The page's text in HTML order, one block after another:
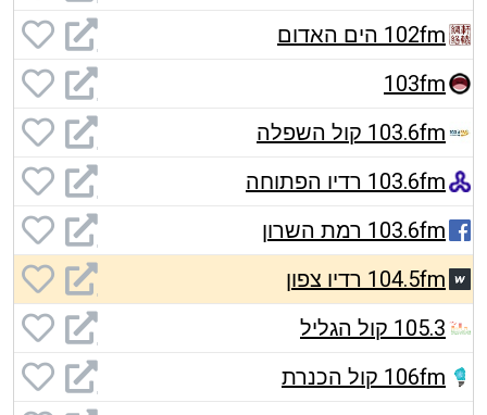
102fm הים האדום
103fm
103.6fm קול השפלה
103.6fm רדיו הפתוחה
103.6fm רמת השרון
104.5fm רדיו צפון
105.3 קול הגליל
106fm קול הכנרת